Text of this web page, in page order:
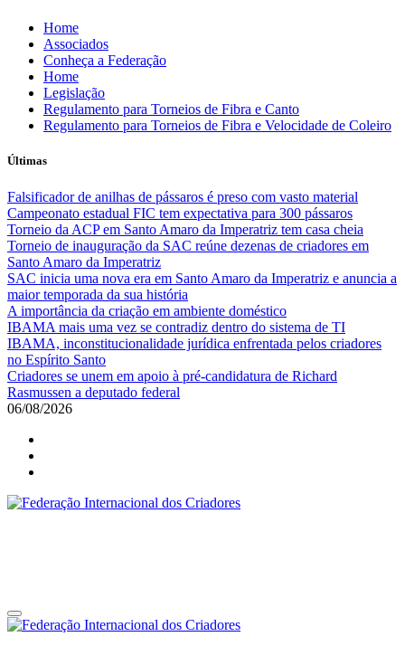
Skip
content
Home
Associados
Conheça a Federação
Home
Legislação
Regulamento para Torneios de Fibra e Canto
Regulamento para Torneios de Fibra e Velocidade de Coleiro
Últimas
Falsificador de anilhas de pássaros é preso com vasto material
Campeonato estadual FIC tem expectativa para 300 pássaros
Torneio da ACP em Santo Amaro da Imperatriz tem casa cheia
Torneio de inauguração da SAC reúne dezenas de criadores em
Santo Amaro da Imperatriz
SAC inicia uma nova era em Santo Amaro da Imperatriz e anuncia a
maior temporada da sua história
A importância da criação em ambiente doméstico
IBAMA mais uma vez se contradiz dentro do sistema de TI
IBAMA, inconstitucionalidade jurídica enfrentada pelos criadores
no Espírito Santo
Criadores se unem em apoio à pré-candidatura de Richard
Rasmussen a deputado federal
06/08/2026